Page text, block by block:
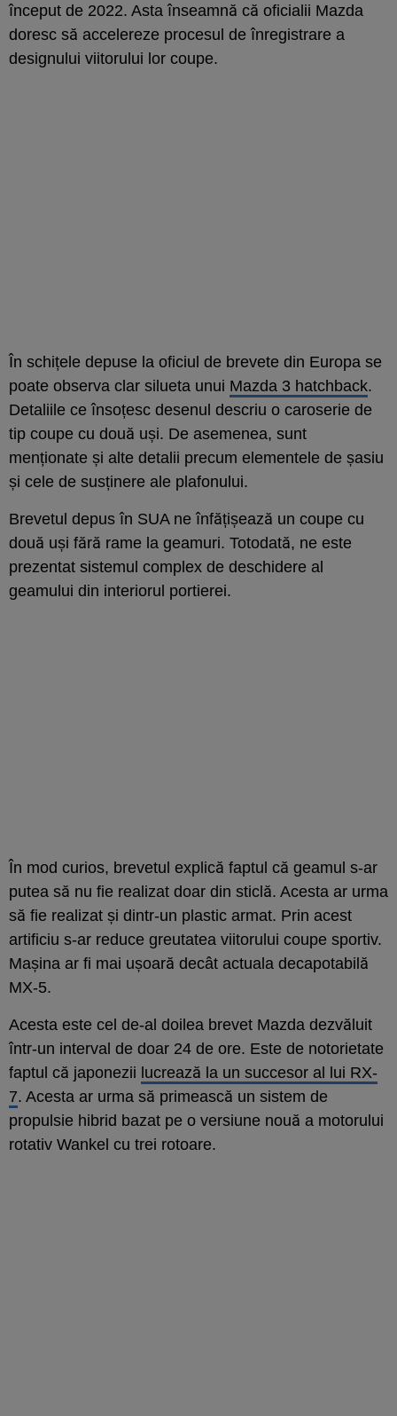
început de 2022. Asta înseamnă că oficialii Mazda
doresc să accelereze procesul de înregistrare a
designului viitorului lor coupe.
În schițele depuse la oficiul de brevete din Europa se
poate observa clar silueta unui Mazda 3 hatchback.
Detaliile ce însoțesc desenul descriu o caroserie de
tip coupe cu două uși. De asemenea, sunt
menționate și alte detalii precum elementele de șasiu
și cele de susținere ale plafonului.
Brevetul depus în SUA ne înfățișează un coupe cu
două uși fără rame la geamuri. Totodată, ne este
prezentat sistemul complex de deschidere al
geamului din interiorul portierei.
În mod curios, brevetul explică faptul că geamul s-ar
putea să nu fie realizat doar din sticlă. Acesta ar urma
să fie realizat și dintr-un plastic armat. Prin acest
artificiu s-ar reduce greutatea viitorului coupe sportiv.
Mașina ar fi mai ușoară decât actuala decapotabilă
MX-5.
Acesta este cel de-al doilea brevet Mazda dezvăluit
într-un interval de doar 24 de ore. Este de notorietate
faptul că japonezii lucrează la un succesor al lui RX-
7. Acesta ar urma să primească un sistem de
propulsie hibrid bazat pe o versiune nouă a motorului
rotativ Wankel cu trei rotoare.